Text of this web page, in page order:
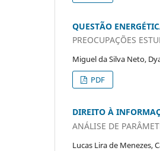
QUESTÃO
PREOCUPAÇÕES
Miguel da Silva Neto,
PDF
DIREITO À
ANÁLISE DE
Lucas Lira de Menezes,